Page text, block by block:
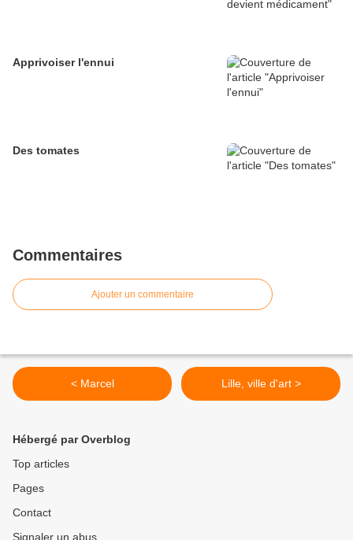
Apprivoiser l'ennui
Des tomates
Commentaires
Ajouter un commentaire
< Marcel Lille, ville d'art >
Hébergé par Overblog
Top articles
Pages
Contact
Signaler un abus